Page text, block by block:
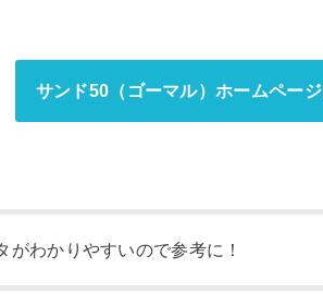
サンド50（ゴーマル）ホームページ
がわかりやすいので参考に！